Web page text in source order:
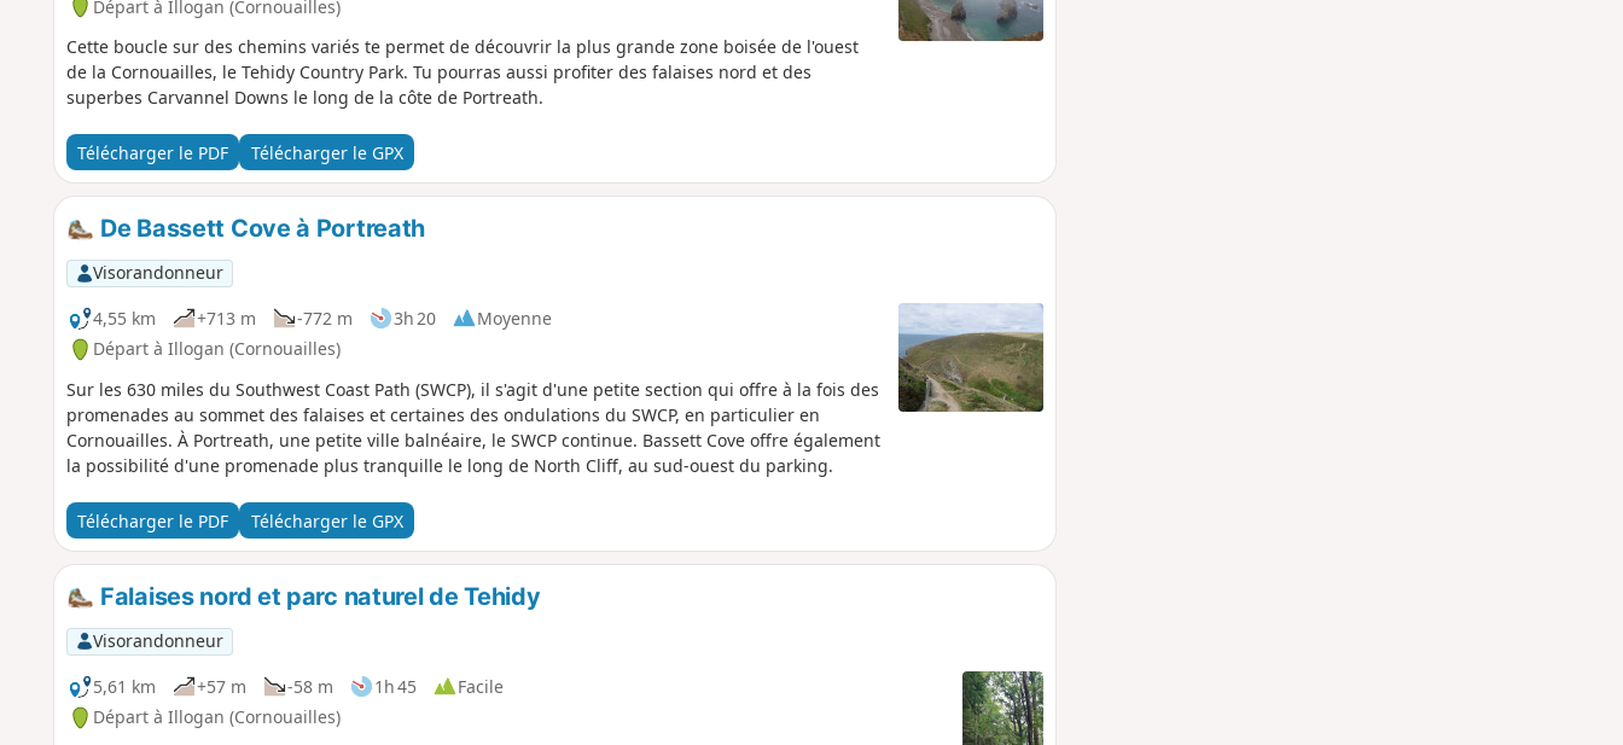
Départ à Illogan (Cornouailles)
Cette boucle sur des chemins variés te permet de découvrir la plus grande zone boisée de l'ouest
de la Cornouailles, le Tehidy Country Park. Tu pourras aussi profiter des falaises nord et des
superbes Carvannel Downs le long de la côte de Portreath.
Télécharger le PDF Télécharger le GPX
De Bassett Cove à Portreath
Visorandonneur
4,55 km
+713 m -772 m 3h 20
Moyenne
Départ à Illogan (Cornouailles)
Sur les 630 miles du Southwest Coast Path (SWCP), il s'agit d'une petite section qui offre à la fois des
promenades au sommet des falaises et certaines des ondulations du SWCP, en particulier en
Cornouailles. À Portreath, une petite ville balnéaire, le SWCP continue. Bassett Cove offre également
la possibilité d'une promenade plus tranquille le long de North Cliff, au sud-ouest du parking.
Télécharger le PDF Télécharger le GPX
Falaises nord et parc naturel de Tehidy
Visorandonneur
5,61 km
+57 m -58 m 1h 45
Facile
Départ à Illogan (Cornouailles)